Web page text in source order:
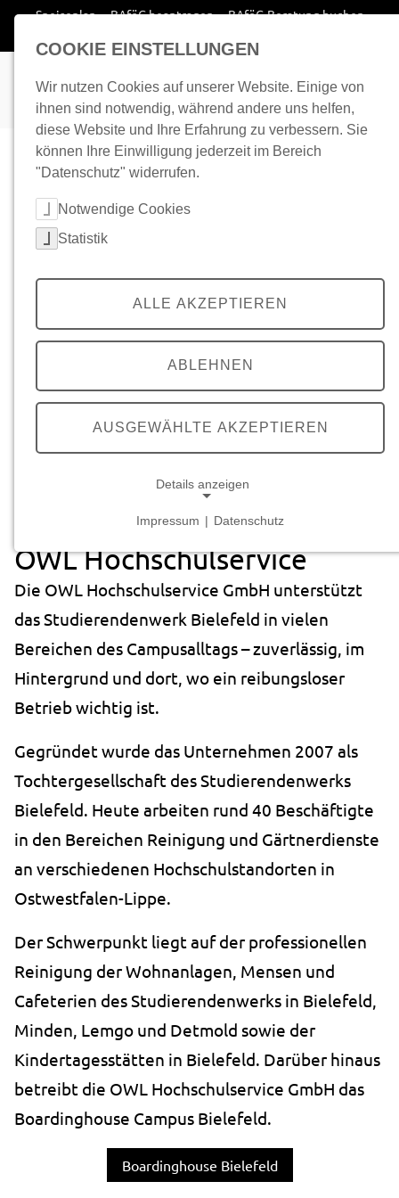
Zum Inhalt springen
Speiseplan BAföG beantragen
BAföG-Beratung buchen
we care.
GROW.
OWL Hochschulservice
OWL Hochschulservice
Die OWL Hochschulservice GmbH unterstützt
das Studierendenwerk Bielefeld in vielen
Bereichen des Campusalltags – zuverlässig, im
Hintergrund und dort, wo ein reibungsloser
Betrieb wichtig ist.
Gegründet wurde das Unternehmen 2007 als
Tochtergesellschaft des Studierendenwerks
Bielefeld. Heute arbeiten rund 40 Beschäftigte
in den Bereichen Reinigung und Gärtnerdienste
an verschiedenen Hochschulstandorten in
Ostwestfalen-Lippe.
Der Schwerpunkt liegt auf der professionellen
Reinigung der Wohnanlagen, Mensen und
Cafeterien des Studierendenwerks in Bielefeld,
Minden, Lemgo und Detmold sowie der
Kindertagesstätten in Bielefeld. Darüber hinaus
betreibt die OWL Hochschulservice GmbH das
Boardinghouse Campus Bielefeld.
Boardinghouse Bielefeld
COOKIE EINSTELLUNGEN
Wir nutzen Cookies auf unserer Website. Einige von
ihnen sind notwendig, während andere uns helfen,
diese Website und Ihre Erfahrung zu verbessern. Sie
können Ihre Einwilligung jederzeit im Bereich
"Datenschutz" widerrufen.
Cookie-Kategorien auswählen
Notwendige Cookies
Statistik
ALLE AKZEPTIEREN
ABLEHNEN
AUSGEWÄHLTE AKZEPTIEREN
Details anzeigen
Notwendige Cookies ermöglichen grundlegende
Funktionen und sind für die einwandfreie Funktion
der Website erforderlich.
Cookie Consent
Name:
cookie_consent
Anbieter:
Speichert die Cookie-Einstellungen.
Cookie Laufzeit:
1 Jahr
STATISTIK
Statistik Cookies erfassen Informationen anonym.
Diese Informationen helfen uns zu verstehen, wie
_pk_ses.1.ccca
Name:
_pk_ses.1.ccca
Anbieter:
studierendenwerk-bielefeld.de
Impressum | Datenschutz